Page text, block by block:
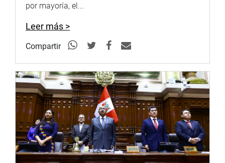
por mayoría, el...
Leer más >
Compartir